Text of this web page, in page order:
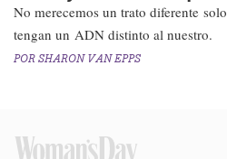
​No merecemos un trato diferente
tengan un ADN distinto al nuestro.​
POR SHARON VAN EPPS